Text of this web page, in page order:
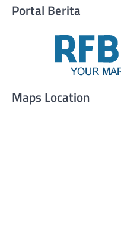
Portal Berita
Maps Location